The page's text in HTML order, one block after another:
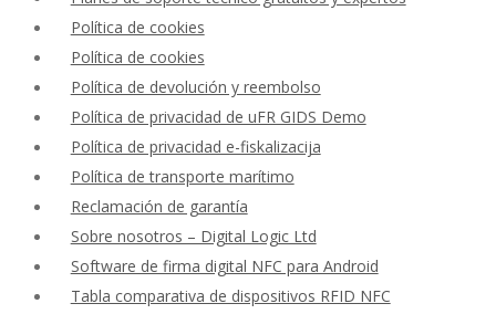
Política de cookies
Política de cookies
Política de devolución y reembolso
Política de privacidad de uFR GIDS Demo
Política de privacidad e-fiskalizacija
Política de transporte marítimo
Reclamación de garantía
Sobre nosotros – Digital Logic Ltd
Software de firma digital NFC para Android
Tabla comparativa de dispositivos RFID NFC